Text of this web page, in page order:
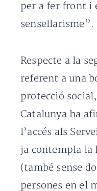
per a fer front i
sensellarisme”.
Respecte a la
referent a una
protecció
Catalunya ha
l’accés als
ja contempla
(també sense
persones en el